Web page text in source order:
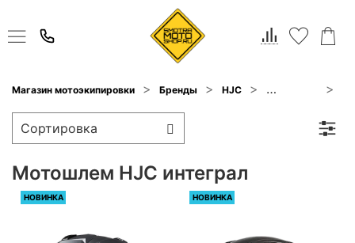
Магазин мотоэкипировки Бренды HJC Мотошлем
Мотошлем HJC интеграл
НОВИНКА НОВИНКА